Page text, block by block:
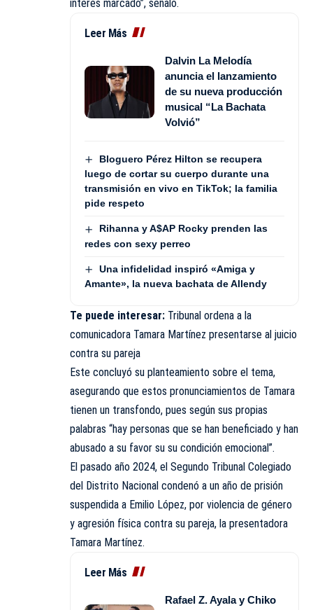
interés marcado”, señaló.
Leer Más
Dalvin La Melodía
anuncia el lanzamiento
de su nueva producción
musical “La Bachata
Volvió”
Bloguero Pérez Hilton se recupera
luego de cortar su cuerpo durante una
transmisión en vivo en TikTok; la familia
pide respeto
Rihanna y A$AP Rocky prenden las
redes con sexy perreo
Una infidelidad inspiró «Amiga y
Amante», la nueva bachata de Allendy
Te puede interesar: Tribunal ordena a la
comunicadora Tamara Martínez presentarse al juicio
contra su pareja
Este concluyó su planteamiento sobre el tema,
asegurando que estos pronunciamientos de Tamara
tienen un transfondo, pues según sus propias
palabras “hay personas que se han beneficiado y han
abusado a su favor su su condición emocional”.
El pasado año 2024, el Segundo Tribunal Colegiado
del Distrito Nacional condenó a un año de prisión
suspendida a Emilio López, por violencia de género
y agresión física contra su pareja, la presentadora
Tamara Martínez.
Leer Más
Rafael Z. Ayala y Chiko